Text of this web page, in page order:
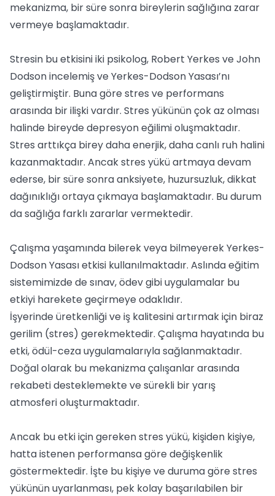
mekanizma, bir süre sonra bireylerin sağlığına zarar
vermeye başlamaktadır.
Stresin bu etkisini iki psikolog, Robert Yerkes ve John
Dodson incelemiş ve Yerkes-Dodson Yasası’nı
geliştirmiştir. Buna göre stres ve performans
arasında bir ilişki vardır. Stres yükünün çok az olması
halinde bireyde depresyon eğilimi oluşmaktadır.
Stres arttıkça birey daha enerjik, daha canlı ruh halini
kazanmaktadır. Ancak stres yükü artmaya devam
ederse, bir süre sonra anksiyete, huzursuzluk, dikkat
dağınıklığı ortaya çıkmaya başlamaktadır. Bu durum
da sağlığa farklı zararlar vermektedir.
Çalışma yaşamında bilerek veya bilmeyerek Yerkes-
Dodson Yasası etkisi kullanılmaktadır. Aslında eğitim
sistemimizde de sınav, ödev gibi uygulamalar bu
etkiyi harekete geçirmeye odaklıdır.
İşyerinde üretkenliği ve iş kalitesini artırmak için biraz
gerilim (stres) gerekmektedir. Çalışma hayatında bu
etki, ödül-ceza uygulamalarıyla sağlanmaktadır.
Doğal olarak bu mekanizma çalışanlar arasında
rekabeti desteklemekte ve sürekli bir yarış
atmosferi oluşturmaktadır.
Ancak bu etki için gereken stres yükü, kişiden kişiye,
hatta istenen performansa göre değişkenlik
göstermektedir. İşte bu kişiye ve duruma göre stres
yükünün uyarlanması, pek kolay başarılabilen bir